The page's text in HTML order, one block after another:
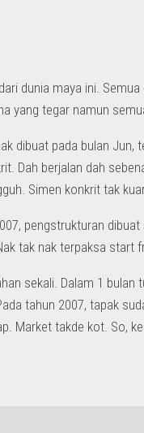
dunia maya ini.
yang tegar namun
dibuat pada bulan Jun,
Dah berjalan dah
Simen konkrit tak
pengstrukturan
tak nak terpaksa
sekali. Dalam 1
tahun 2007, tapak
Market takde kot. So,